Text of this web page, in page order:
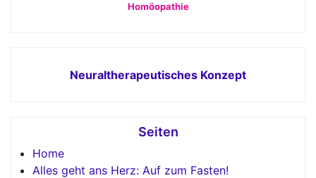
Homöopathie
Neuraltherapeutisches Konzept
Seiten
Home
Alles geht ans Herz: Auf zum Fasten!